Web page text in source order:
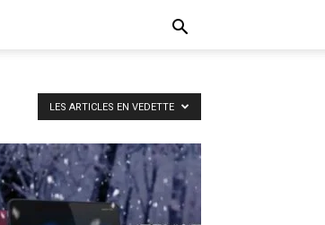
LES ARTICLES EN VEDETTE